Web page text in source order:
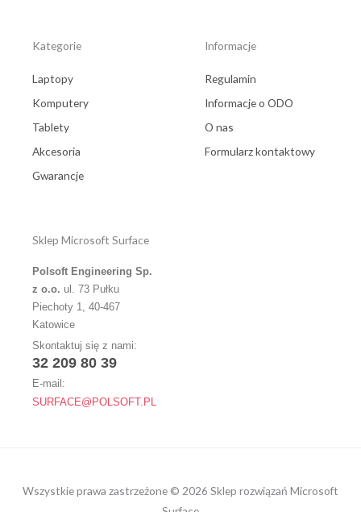
Kategorie
Laptopy
Komputery
Tablety
Akcesoria
Gwarancje
Informacje
Regulamin
Informacje o ODO
O nas
Formularz kontaktowy
Sklep Microsoft Surface
Polsoft Engineering Sp.
z o.o. ul. 73 Pułku
Piechoty 1, 40-467
Katowice
Skontaktuj się z nami:
32 209 80 39
E-mail:
SURFACE@POLSOFT.PL
Wszystkie prawa zastrzeżone © 2026 Sklep rozwiązań Microsoft